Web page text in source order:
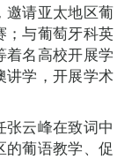
邀请亚太地区葡
；与葡萄牙科英
着名高校开展学
讲学，开展学术
云峰在致词中
葡语教学、促